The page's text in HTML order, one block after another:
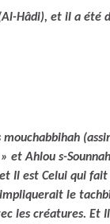
Hâdi), et il a été
mouchabbihah
Ahlou s-
Il est Celui qui
le
les créatures. Et